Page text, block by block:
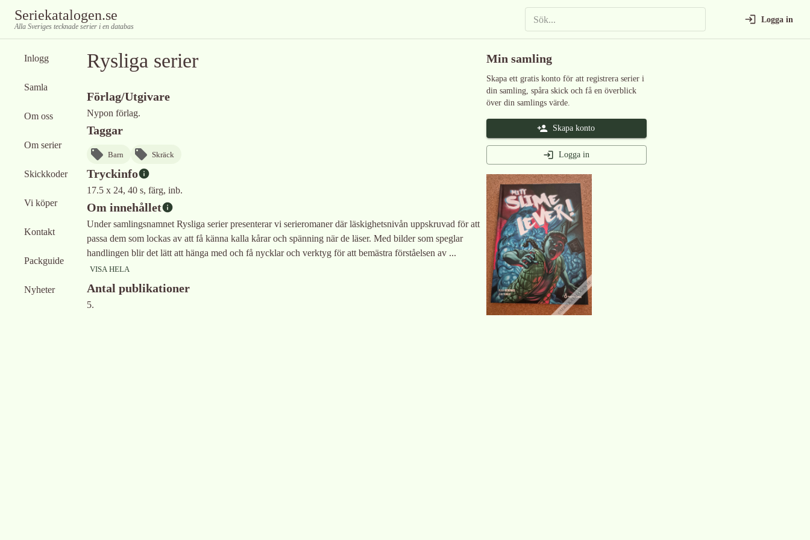
Seriekatalogen.se
Alla Sveriges tecknade serier i en databas
Logga in
Inlogg
Samla
Om oss
Om serier
Skickkoder
Vi köper
Kontakt
Packguide
Nyheter
Rysliga serier
Förlag/Utgivare
Nypon förlag.
Taggar
Barn Skräck
Tryckinfo
17.5 x 24, 40 s, färg, inb.
Om innehållet
Under samlingsnamnet Rysliga serier presenterar vi serieromaner där läskighetsnivån uppskruvad för att
passa dem som lockas av att få känna kalla kårar och spänning när de läser. Med bilder som speglar
handlingen blir det lätt att hänga med och få nycklar och verktyg för att bemästra förståelsen av ...
VISA HELA
Antal publikationer
5.
Min samling
Skapa ett gratis konto för att registrera serier i
din samling, spåra skick och få en överblick
över din samlings värde.
Skapa konto
Logga in